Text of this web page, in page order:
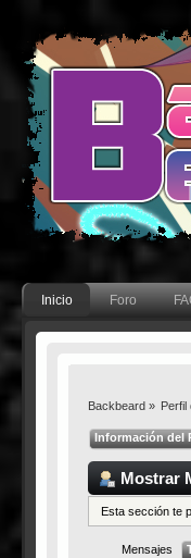
Inicio Foro
Backbeard»
Información del
Mostrar
Esta sección te
Mensajes